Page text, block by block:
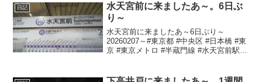
日記
水天宮前に来ましたあ～。6日ぶ
り～
水天宮前に来ましたあ～6日ぶり～
20260207～#東京都 #中央区 #日本橋 #東
京 #東京メトロ #半蔵門線 #水天宮前駅 #